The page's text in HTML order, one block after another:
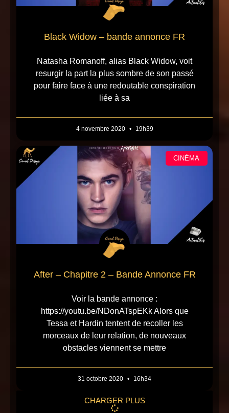
Black Widow – bande annonce FR
Natasha Romanoff, alias Black Widow, voit
resurgir la part la plus sombre de son passé
pour faire face à une redoutable conspiration
liée à sa
4 novembre 2020 19h39
CINÉMA
After – Chapitre 2 – Bande Annonce FR
Voir la bande annonce :
https://youtu.be/NDonATspEKk Alors que
Tessa et Hardin tentent de recoller les
morceaux de leur relation, de nouveaux
obstacles viennent se mettre
31 octobre 2020 16h34
CHARGER PLUS